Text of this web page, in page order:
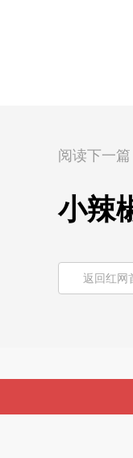
阅读下一篇
小辣
返回红网